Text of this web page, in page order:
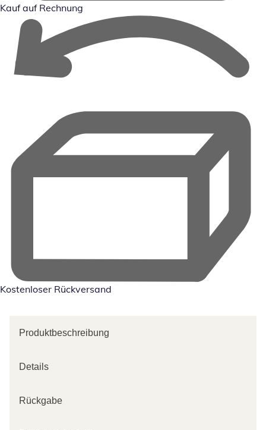
Kauf auf Rechnung
Kostenloser Rückversand
Produktbeschreibung
Details
Rückgabe